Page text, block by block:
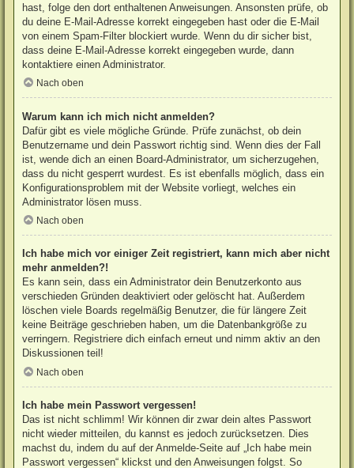
hast, folge den dort enthaltenen Anweisungen. Ansonsten prüfe, ob
du deine E-Mail-Adresse korrekt eingegeben hast oder die E-Mail
von einem Spam-Filter blockiert wurde. Wenn du dir sicher bist,
dass deine E-Mail-Adresse korrekt eingegeben wurde, dann
kontaktiere einen Administrator.
Nach oben
Warum kann ich mich nicht anmelden?
Dafür gibt es viele mögliche Gründe. Prüfe zunächst, ob dein
Benutzername und dein Passwort richtig sind. Wenn dies der Fall
ist, wende dich an einen Board-Administrator, um sicherzugehen,
dass du nicht gesperrt wurdest. Es ist ebenfalls möglich, dass ein
Konfigurationsproblem mit der Website vorliegt, welches ein
Administrator lösen muss.
Nach oben
Ich habe mich vor einiger Zeit registriert, kann mich aber nicht
mehr anmelden?!
Es kann sein, dass ein Administrator dein Benutzerkonto aus
verschieden Gründen deaktiviert oder gelöscht hat. Außerdem
löschen viele Boards regelmäßig Benutzer, die für längere Zeit
keine Beiträge geschrieben haben, um die Datenbankgröße zu
verringern. Registriere dich einfach erneut und nimm aktiv an den
Diskussionen teil!
Nach oben
Ich habe mein Passwort vergessen!
Das ist nicht schlimm! Wir können dir zwar dein altes Passwort
nicht wieder mitteilen, du kannst es jedoch zurücksetzen. Dies
machst du, indem du auf der Anmelde-Seite auf „Ich habe mein
Passwort vergessen“ klickst und den Anweisungen folgst. So